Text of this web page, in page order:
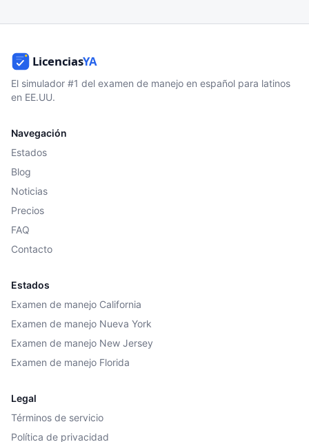
El simulador #1 del examen de manejo en español para latinos
en EE.UU.
Navegación
Estados
Blog
Noticias
Precios
FAQ
Contacto
Estados
Examen de manejo California
Examen de manejo Nueva York
Examen de manejo New Jersey
Examen de manejo Florida
Legal
Términos de servicio
Política de privacidad